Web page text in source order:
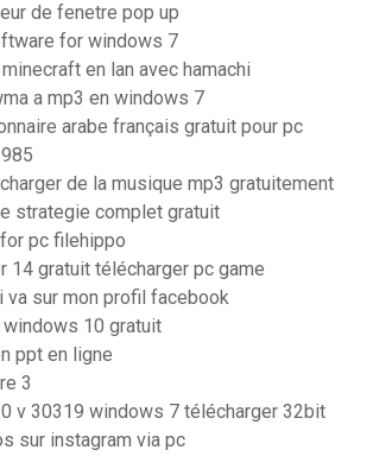
de fenetre pop up
for windows 7
en lan avec hamachi
a mp3 en windows 7
arabe français gratuit pour pc
de la musique mp3 gratuitement
strategie complet gratuit
pc filehippo
14 gratuit télécharger pc game
va sur mon profil facebook
windows 10 gratuit
ppt en ligne
3
v 30319 windows 7 télécharger 32bit
sur instagram via pc